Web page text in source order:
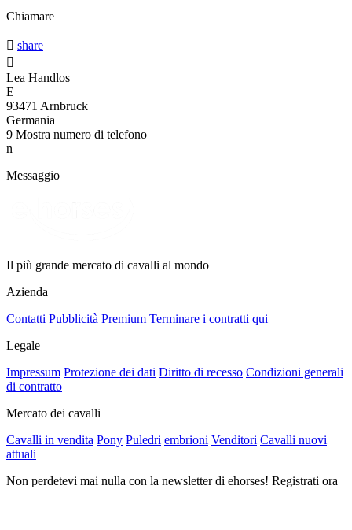
Chiamare
 share

Lea Handlos
E
93471 Arnbruck
Germania
9 Mostra numero di telefono
n
Messaggio
Il più grande mercato di cavalli al mondo
Azienda
Contatti Pubblicità Premium Terminare i contratti qui
Legale
Impressum Protezione dei dati Diritto di recesso Condizioni generali
di contratto
Mercato dei cavalli
Cavalli in vendita Pony Puledri embrioni Venditori Cavalli nuovi
attuali
Non perdetevi mai nulla con la newsletter di ehorses! Registrati ora